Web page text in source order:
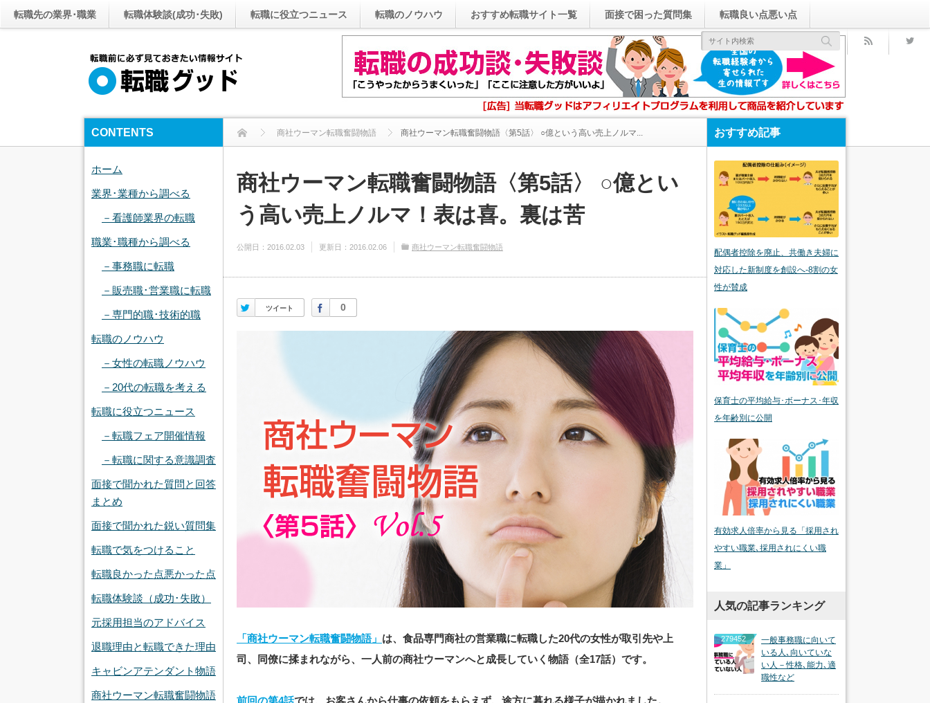
転職先の業界･職業 転職体験談(成功･失敗) 転職に役立つニュース 転職のノウハウ おすすめ転職サイト一覧 面接で困った質問集 転職良い点悪い点
rss
商社ウーマン転職奮闘物語 商社ウーマン転職奮闘物語〈第5話〉 ○億という高い売上ノルマ...
商社ウーマン転職奮闘物語〈第5話〉 ○億とい
う高い売上ノルマ！表は喜。裏は苦
公開日： 2016.02.03 更新日： 2016.02.06 商社ウーマン転職奮闘物語
ツイート
Twitter 0
Facebook
「商社ウーマン転職奮闘物語」 は、食品専門商社の営業職に転職した20代の女性が取引先や上
司、同僚に揉まれながら、一人前の商社ウーマンへと成長していく物語（全17話）です。
前回の第4話では、お客さんから仕事の依頼をもらえず、途方に暮れる様子が描かれました。
CONTENTS
ホーム
業界･業種から調べる
－看護師業界の転職
職業･職種から調べる
－事務職に転職
－販売職･営業職に転職
－専門的職･技術的職
転職のノウハウ
－女性の転職ノウハウ
－20代の転職を考える
転職に役立つニュース
－転職フェア開催情報
－転職に関する意識調査
面接で聞かれた質問と回答
まとめ
面接で聞かれた鋭い質問集
転職で気をつけること
転職良かった点悪かった点
転職体験談（成功･失敗）
元採用担当のアドバイス
退職理由と転職できた理由
キャビンアテンダント物語
商社ウーマン転職奮闘物語
おすすめ記事
配偶者控除を廃止、共働き夫婦に
対応した新制度を創設へ-8割の女
性が賛成
保育士の平均給与･ボーナス･年収
を年齢別に公開
有効求人倍率から見る「採用され
やすい職業､採用されにくい職
業」
人気の記事ランキング
279452
一般事務職に向いて
いる人､向いていな
い人－性格､能力､適
職性など